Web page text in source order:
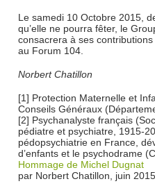
Le samedi 10 Octobre 2015,
qu’elle ne pourra fêter, le
consacrera à ses
au Forum 104.
Norbert Chatillon
[1] Protection Maternelle et
Conseils Généraux
[2] Psychanalyste français
pédiatre et psychiatre, 1915-
pédopsychiatrie en France,
d’enfants et le psychodrame
Hommage de Michel Dugnat
par Norbert Chatillon, juin 2015